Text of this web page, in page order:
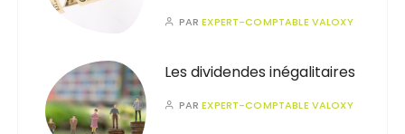
PAREXPERT-COMPTABLE VALOXY
Les dividendes inégalitaires
PAREXPERT-COMPTABLE VALOXY